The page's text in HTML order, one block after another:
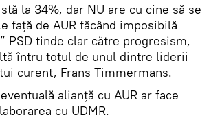
la 34%, dar NU are cu cine să se
față de AUR făcând imposibilă
PSD tinde clar către progresism,
întru totul de unul dintre liderii
curent, Frans Timmermans.
alianță cu AUR ar face
cu UDMR.